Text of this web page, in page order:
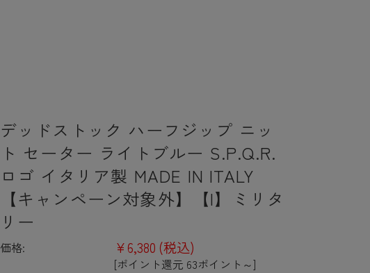
デッドストック ハーフジップ ニッ
ト セーター ライトブルー S.P.Q.R.
ロゴ イタリア製 MADE IN ITALY
【キャンペーン対象外】【I】ミリタ
リー
価格: ¥6,380 (税込)
[ポイント還元 63ポイント～]